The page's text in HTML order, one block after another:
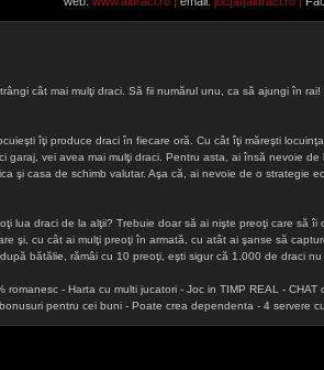
cât mai mulţi draci. Să fii numărul unu, ca să ajungi în
îţi produce draci în fiecare oră. Cu cât îţi măreşti
garaj, vei avea mai mulţi draci. Pentru asta, ai însă nevoie
şi casa de schimb valutar. Aşa că, ai nevoie de o strategie
lua draci de la alţii? Trebuie doar să ai nişte preoţi care să
şi, cu cât ai mulţi preoţi în armată, cu atât ai şanse să
bătălie, rămâi cu 10 preoţi, eşti sigur că 1.000 de draci
romanesc - Harta cu multi jucatori - Joc in TIMP REAL -
pentru cei buni - Poate crea dependenta - 4 servere